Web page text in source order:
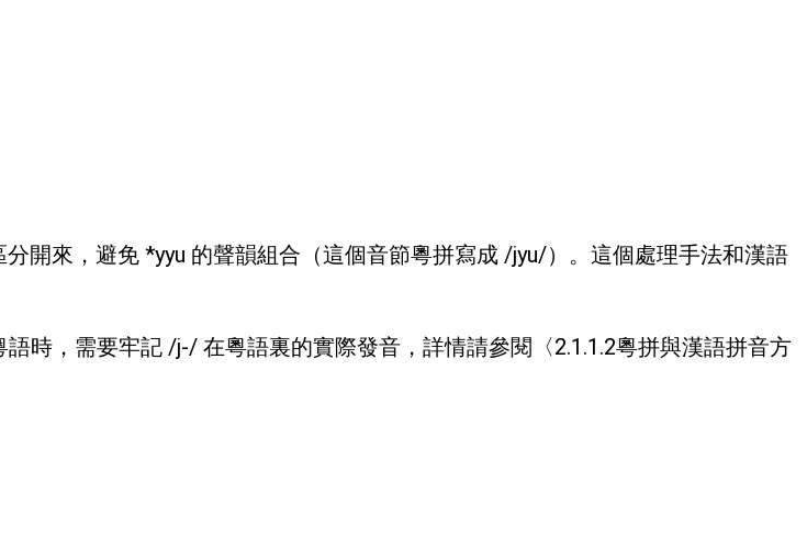
開來，避免 *yyu 的聲韻組合（這個音節粵拼寫成 /jyu/）。這個處理手法和漢語
時，需要牢記 /j-/ 在粵語裏的實際發音，詳情請參閱〈2.1.1.2粵拼與漢語拼音方